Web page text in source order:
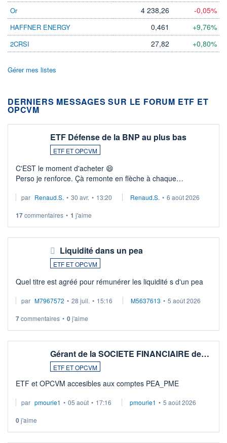
Or 4 238,26 -0,05%
HAFFNER ENERGY 0,461 +9,76%
2CRSI 27,82 +0,80%
Gérer mes listes
DERNIERS MESSAGES SUR LE FORUM ETF ET
OPCVM
ETF Défense de la BNP au plus bas
ETF ET OPCVM
C'EST le moment d'acheter 😄​
Perso je renforce. Çà remonte en flèche à chaque
Investissement long terme tip top pour sa retraite.
par Renaud.S. • 30 avr. • 13:20 Renaud.S. • 6 août 2026
17commentaires • 1 j'aime
Liquidité dans un pea
ETF ET OPCVM
Quel titre est agréé pour rémunérer les liquidité s d'un pea
par M7967572 • 28 juil. • 15:16 M5637613 • 5 août 2026
7commentaires • 0j'aime
Gérant de la SOCIETE FINANCIAIRE de…
ETF ET OPCVM
ETF et OPCVM accesibles aux comptes PEA_PME
par pmourie1 • 05 août • 17:16 pmourie1 • 5 août 2026
0j'aime